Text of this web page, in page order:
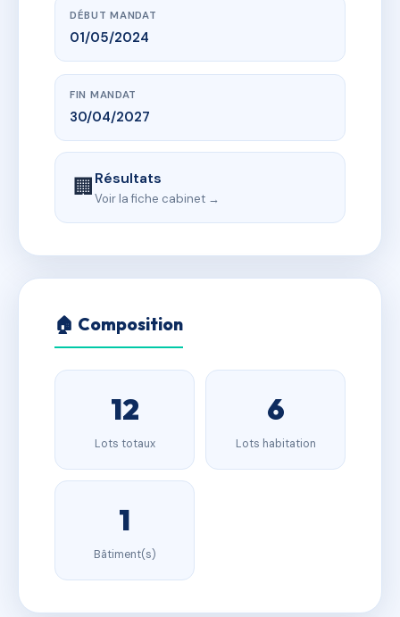
DÉBUT MANDAT
01/05/2024
FIN MANDAT
30/04/2027
🏢Résultats
Voir la fiche cabinet →
🏠 Composition
12
Lots totaux
6
Lots habitation
1
Bâtiment(s)